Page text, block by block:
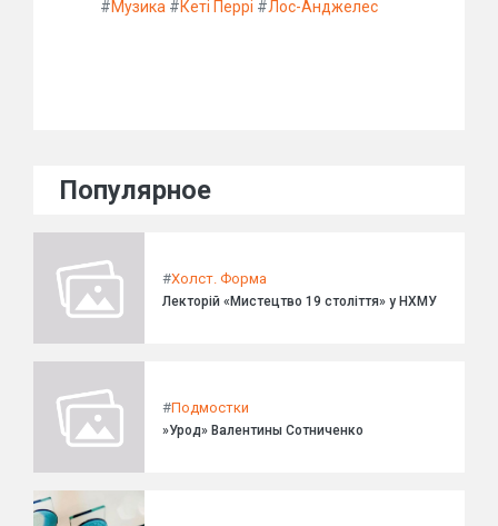
#Музика #Кеті Перрі #Лос-Анджелес
Популярное
#Холст. Форма
Лекторій «Мистецтво 19 століття» у НХМУ
#Подмостки
»Урод» Валентины Сотниченко